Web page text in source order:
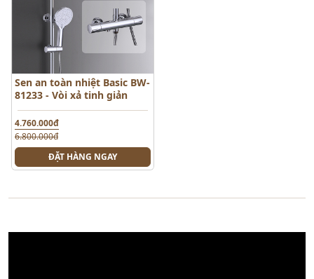
Sen an toàn nhiệt Basic BW-
81233 - Vòi xả tinh giản
4.760.000đ
6.800.000đ
ĐẶT HÀNG NGAY